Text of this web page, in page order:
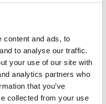
content and ads, to
to analyse our traffic.
your use of our site with
analytics partners who
that you’ve
collected from your use